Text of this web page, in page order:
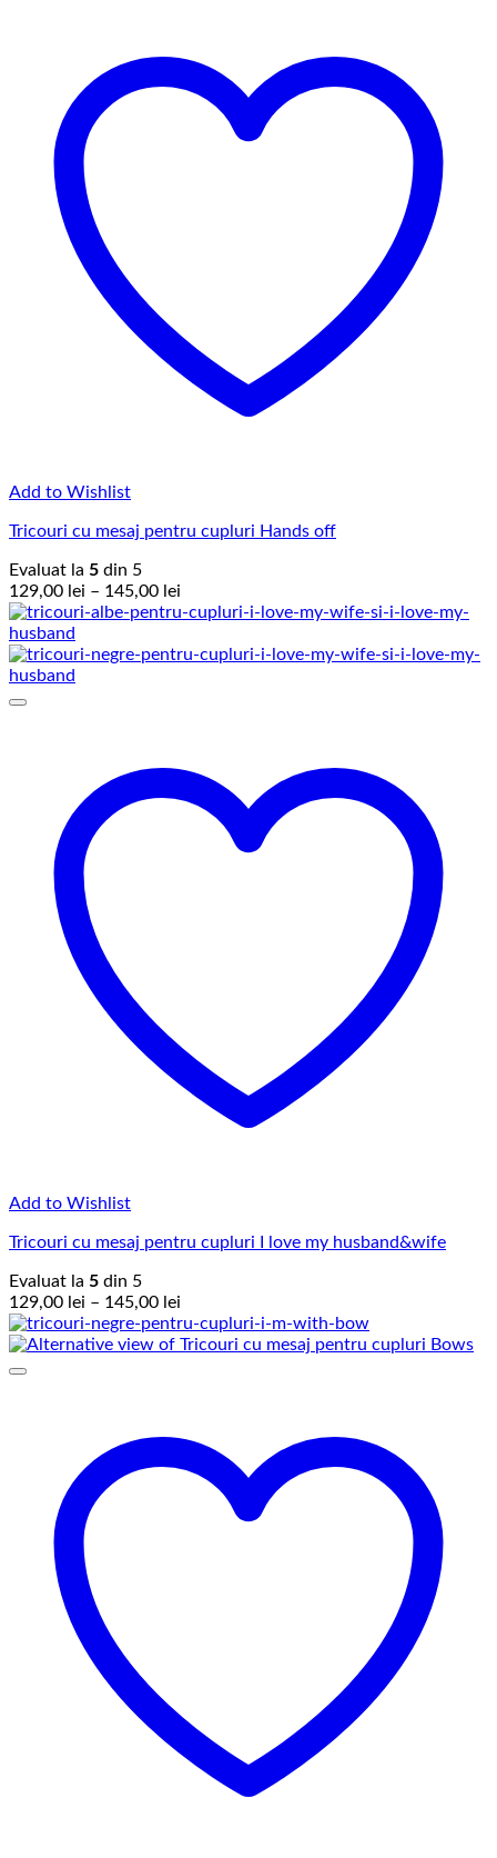
Add to Wishlist
Tricouri cu mesaj pentru cupluri Hands off
Evaluat la 5 din 5
129,00 lei – 145,00 lei
de
129,00 lei
Add to Wishlist
Tricouri cu mesaj pentru cupluri I love my husband&wife
Evaluat la 5 din 5
129,00 lei – 145,00 lei
de
prețuri: